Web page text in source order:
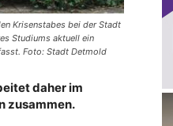
Krisenstabes bei der Stadt
Studiums aktuell ein
Foto: Stadt Detmold
daher im
zusammen.